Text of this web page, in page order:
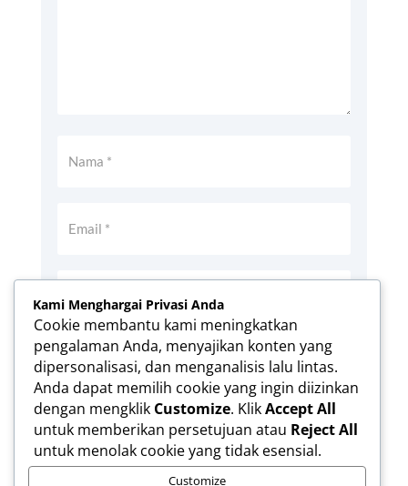
Simpan nama, email, dan situs web saya
pada peramban ini untuk komentar saya
berikutnya.
Kirim Komentar
Kami Menghargai Privasi Anda
Cookie membantu kami meningkatkan
pengalaman Anda, menyajikan konten yang
dipersonalisasi, dan menganalisis lalu lintas.
Anda dapat memilih cookie yang ingin diizinkan
dengan mengklik Customize. KlikAccept All
untuk memberikan persetujuan atau Reject All
untuk menolak cookie yang tidak esensial.
Customize